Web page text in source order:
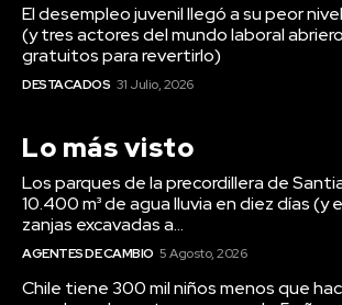
El desempleo juvenil llegó a su peor
(y tres actores del mundo laboral
gratuitos para revertirlo)
DESTACADOS 31 Julio, 2026
Lo más visto
Los parques de la precordillera de
10.400 m³ de agua lluvia en diez días (y
zanjas excavadas a...
AGENTES DE CAMBIO 5 Agosto, 2026
Chile tiene 300 mil niños menos que